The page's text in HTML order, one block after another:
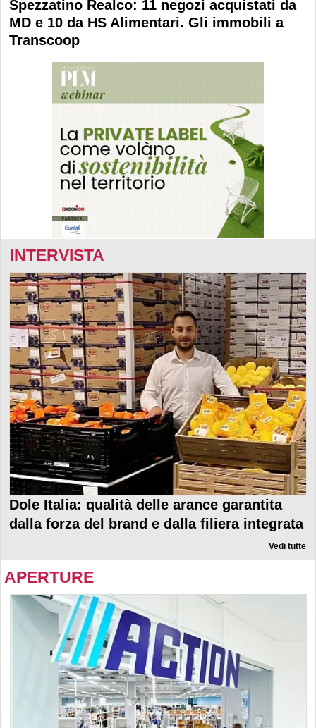
Spezzatino Realco: 11 negozi acquistati da
MD e 10 da HS Alimentari. Gli immobili a
Transcoop
INTERVISTA
Dole Italia: qualità delle arance garantita
dalla forza del brand e dalla filiera integrata
Vedi tutte
APERTURE